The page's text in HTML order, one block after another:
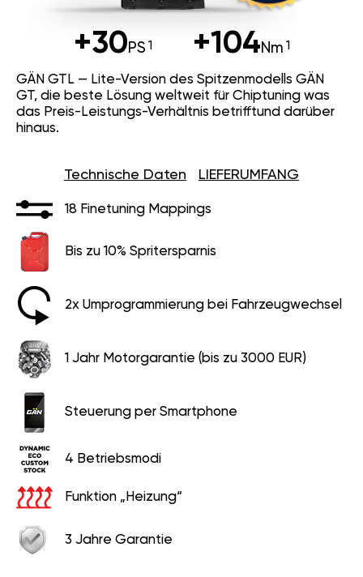
+30PS +104Nm
GÄN GTL — Lite-Version des Spitzenmodells GÄN
GT, die beste Lösung weltweit für Chiptuning was
das Preis-Leistungs-Verhältnis betrifftund darüber
hinaus.
Technische Daten LIEFERUMFANG
18 Finetuning Mappings
Bis zu 10% Spritersparnis
2x Umprogrammierung bei Fahrzeugwechsel
1 Jahr Motorgarantie (bis zu 3000 EUR)
Steuerung per Smartphone
4 Betriebsmodi
Funktion „Heizung“
3 Jahre Garantie